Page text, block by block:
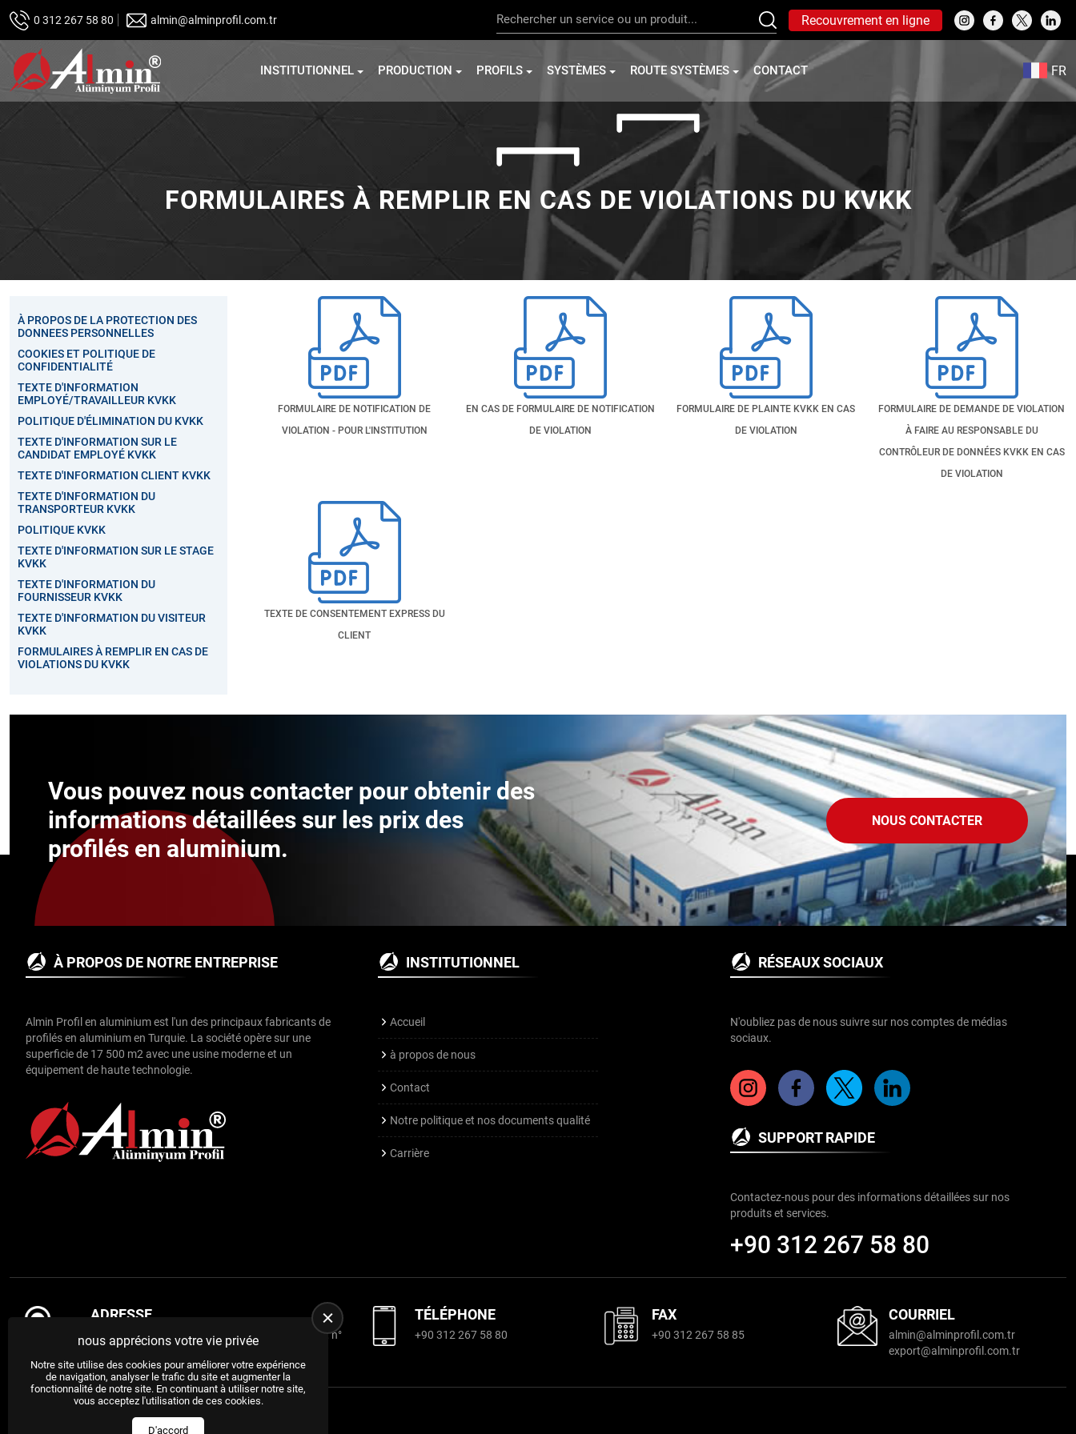
0 312 267 58 80 almin@alminprofil.com.tr Recouvrement en ligne
INSTITUTIONNEL PRODUCTION PROFILS SYSTÈMES ROUTE SYSTÈMES CONTACT FR
FORMULAIRES À REMPLIR EN CAS DE VIOLATIONS DU KVKK
À PROPOS DE LA PROTECTION DES
DONNEES PERSONNELLES
COOKIES ET POLITIQUE DE
CONFIDENTIALITÉ
TEXTE D'INFORMATION
EMPLOYÉ/TRAVAILLEUR KVKK
POLITIQUE D'ÉLIMINATION DU KVKK
TEXTE D'INFORMATION SUR LE
CANDIDAT EMPLOYÉ KVKK
TEXTE D'INFORMATION CLIENT KVKK
TEXTE D'INFORMATION DU
TRANSPORTEUR KVKK
POLITIQUE KVKK
TEXTE D'INFORMATION SUR LE STAGE
KVKK
TEXTE D'INFORMATION DU
FOURNISSEUR KVKK
TEXTE D'INFORMATION DU VISITEUR
KVKK
FORMULAIRES À REMPLIR EN CAS DE
VIOLATIONS DU KVKK
FORMULAIRE DE NOTIFICATION DE
VIOLATION - POUR L'INSTITUTION
EN CAS DE FORMULAIRE DE NOTIFICATION
DE VIOLATION
FORMULAIRE DE PLAINTE KVKK EN CAS
DE VIOLATION
FORMULAIRE DE DEMANDE DE VIOLATION
À FAIRE AU RESPONSABLE DU
CONTRÔLEUR DE DONNÉES KVKK EN CAS
DE VIOLATION
TEXTE DE CONSENTEMENT EXPRESS DU
CLIENT
Vous pouvez nous contacter pour obtenir des
informations détaillées sur les prix des
profilés en aluminium.
NOUS CONTACTER
À PROPOS DE NOTRE ENTREPRISE
Almin Profil en aluminium est l'un des principaux fabricants de
profilés en aluminium en Turquie. La société opère sur une
superficie de 17 500 m2 avec une usine moderne et un
équipement de haute technologie.
INSTITUTIONNEL
Accueil
à propos de nous
Contact
Notre politique et nos documents qualité
Carrière
RÉSEAUX SOCIAUX
N'oubliez pas de nous suivre sur nos comptes de médias
sociaux.
SUPPORT RAPIDE
Contactez-nous pour des informations détaillées sur nos
produits et services.
+90 312 267 58 80
ADRESSE
Zone industrielle organisée ASO 1, rue Dagestan, n°
9, Sincan / ANKARA / TURQUIE
TÉLÉPHONE
+90 312 267 58 80
FAX
+90 312 267 58 85
COURRIEL
almin@alminproﬁl.com.tr
export@alminproﬁl.com.tr
Tous droits réservés.US YAZILIM
nous apprécions votre vie privée
Notre site utilise des cookies pour améliorer votre expérience
de navigation, analyser le trafic du site et augmenter la
fonctionnalité de notre site. En continuant à utiliser notre site,
vous acceptez l'utilisation de ces cookies.
D'accord